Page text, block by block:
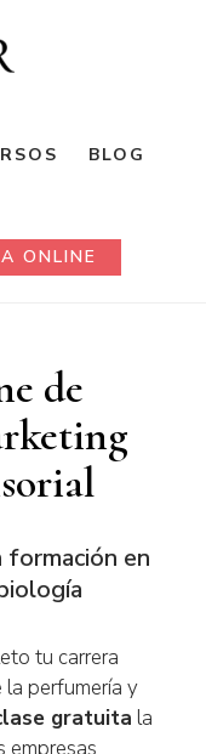
BLOG
ONLINE
de
en
tu carrera
perfumería y
gratuita la